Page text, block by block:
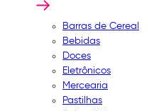
Barras de Cereal
Bebidas
Doces
Eletrônicos
Mercearia
Pastilhas